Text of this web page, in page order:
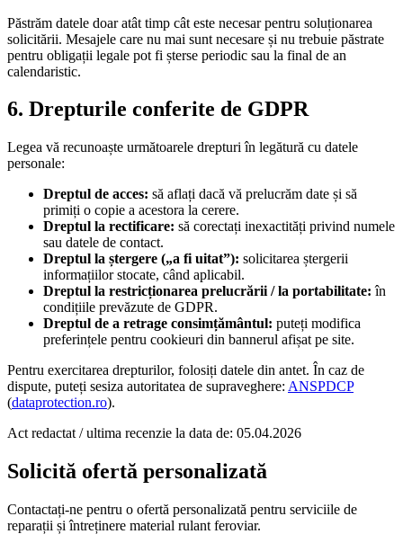
Păstrăm datele doar atât timp cât este necesar pentru soluționarea
solicitării. Mesajele care nu mai sunt necesare și nu trebuie păstrate
pentru obligații legale pot fi șterse periodic sau la final de an
calendaristic.
6. Drepturile conferite de GDPR
Legea vă recunoaște următoarele drepturi în legătură cu datele
personale:
Dreptul de acces: să aflați dacă vă prelucrăm date și să
primiți o copie a acestora la cerere.
Dreptul la rectificare: să corectați inexactități privind numele
sau datele de contact.
Dreptul la ștergere („a fi uitat”): solicitarea ștergerii
informațiilor stocate, când aplicabil.
Dreptul la restricționarea prelucrării / la portabilitate: în
condițiile prevăzute de GDPR.
Dreptul de a retrage consimțământul: puteți modifica
preferințele pentru cookieuri din bannerul afișat pe site.
Pentru exercitarea drepturilor, folosiți datele din antet. În caz de
dispute, puteți sesiza autoritatea de supraveghere: ANSPDCP
(dataprotection.ro).
Act redactat / ultima recenzie la data de: 05.04.2026
Solicită ofertă personalizată
Contactați-ne pentru o ofertă personalizată pentru serviciile de
reparații și întreținere material rulant feroviar.